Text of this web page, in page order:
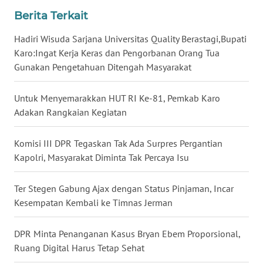
Berita Terkait
Hadiri Wisuda Sarjana Universitas Quality Berastagi,Bupati
Karo:Ingat Kerja Keras dan Pengorbanan Orang Tua
Gunakan Pengetahuan Ditengah Masyarakat
Untuk Menyemarakkan HUT RI Ke-81, Pemkab Karo
Adakan Rangkaian Kegiatan
Komisi III DPR Tegaskan Tak Ada Surpres Pergantian
Kapolri, Masyarakat Diminta Tak Percaya Isu
Ter Stegen Gabung Ajax dengan Status Pinjaman, Incar
Kesempatan Kembali ke Timnas Jerman
DPR Minta Penanganan Kasus Bryan Ebem Proporsional,
Ruang Digital Harus Tetap Sehat
JATENG
WN
WN
JOGJA
WN
JATIM
WN
BALI
WN
KALBAR